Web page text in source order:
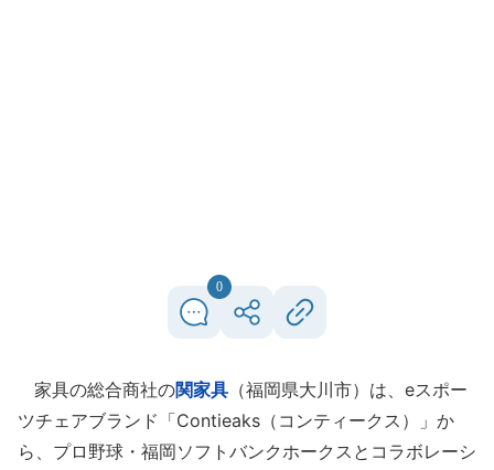
0
家具の総合商社の関家具 （福岡県大川市）は、eスポー
ツチェアブランド「Contieaks（コンティークス）」か
ら、プロ野球・福岡ソフトバンクホークスとコラボレーシ